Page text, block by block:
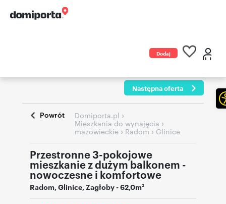
Dodaj
Następna oferta
Powrót Domiporta.pl ›
Mieszkania do wynajęcia ›
mazowieckie › Radom › Glinice
Przestronne 3-pokojowe
mieszkanie z dużym balkonem -
nowoczesne i komfortowe
Radom,Glinice,Zagłoby- 62,0m2